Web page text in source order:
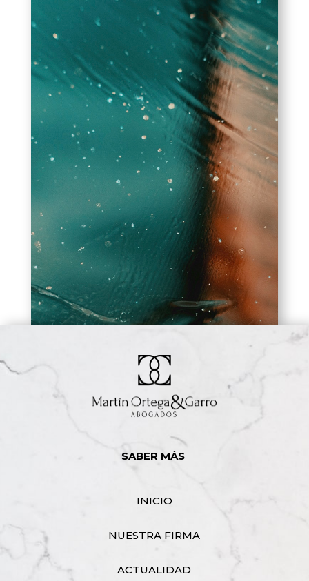
No esperes a que el
problema sea irreparable
Si te encuentras en alguna de
estas situaciones,
actúa
ahora. Contacta con
nuestrosabogados
especialistas en derecho
mercantil en Almeríay recibe
una solución legal efectiva.
SABER MÁS
INICIO
NUESTRA FIRMA
ACTUALIDAD